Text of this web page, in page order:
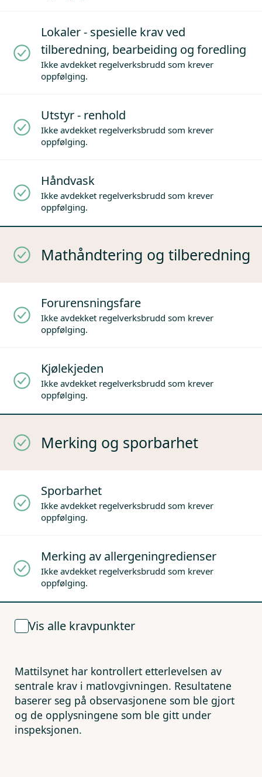
Lokaler - spesielle krav ved
tilberedning, bearbeiding og foredling
Ikke avdekket regelverksbrudd som krever
oppfølging.
Utstyr - renhold
Ikke avdekket regelverksbrudd som krever
oppfølging.
Håndvask
Ikke avdekket regelverksbrudd som krever
oppfølging.
Mathåndtering og tilberedning
Forurensningsfare
Ikke avdekket regelverksbrudd som krever
oppfølging.
Kjølekjeden
Ikke avdekket regelverksbrudd som krever
oppfølging.
Merking og sporbarhet
Sporbarhet
Ikke avdekket regelverksbrudd som krever
oppfølging.
Merking av allergeningredienser
Ikke avdekket regelverksbrudd som krever
oppfølging.
Vis alle kravpunkter
Mattilsynet har kontrollert etterlevelsen av
sentrale krav i matlovgivningen. Resultatene
baserer seg på observasjonene som ble gjort
og de opplysningene som ble gitt under
inspeksjonen.